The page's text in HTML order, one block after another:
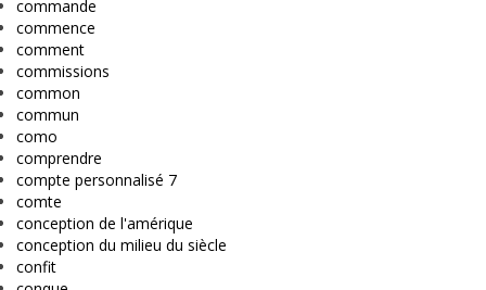
commande
commence
comment
commissions
common
commun
como
comprendre
compte personnalisé 7
comte
conception de l'amérique
conception du milieu du siècle
confit